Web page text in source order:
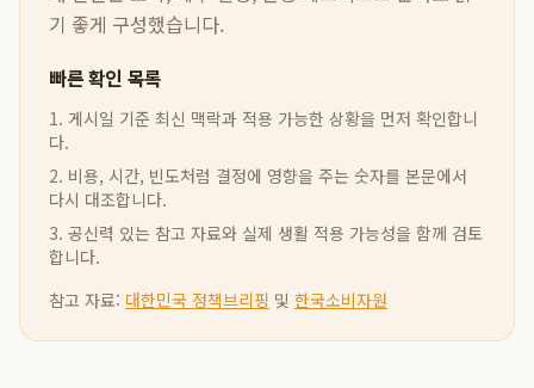
기 좋게 구성했습니다.
빠른 확인 목록
1. 게시일 기준 최신 맥락과 적용 가능한 상황을 먼저 확인합니
다.
2. 비용, 시간, 빈도처럼 결정에 영향을 주는 숫자를 본문에서
다시 대조합니다.
3. 공신력 있는 참고 자료와 실제 생활 적용 가능성을 함께 검토
합니다.
참고 자료: 대한민국 정책브리핑 및 한국소비자원